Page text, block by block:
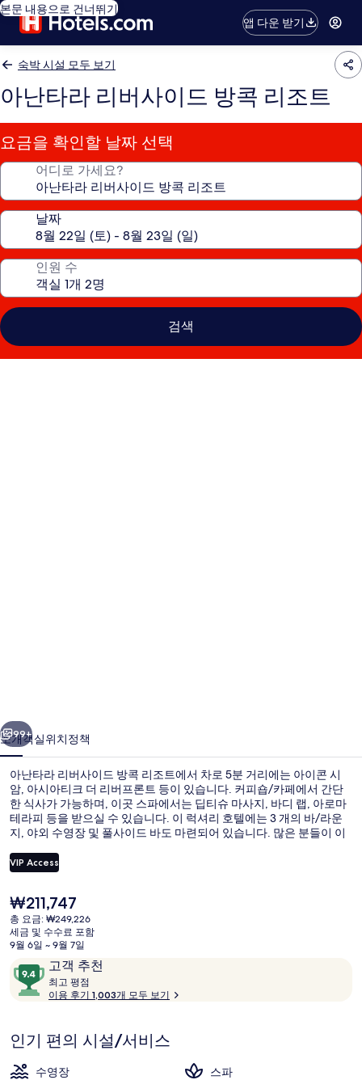
본문 내용으로 건너뛰기
앱 다운 받기
숙박 시설 모두 보기
아난타라 리버사이드 방콕 리조트
요금을 확인할 날짜 선택
어디로 가세요?
날짜
인원 수
검색
이
드
방
콕
리
조
의
사
진
리
다음
99+
소개객실위치정책
아난타라 리버사이드 방콕 리조트에서 차로 5분 거리에는 아이콘 시
암, 아시아티크 더 리버프론트 등이 있습니다. 커피숍/카페에서 간단
한 식사가 가능하며, 이곳 스파에서는 딥티슈 마사지, 바디 랩, 아로마
테라피 등을 받으실 수 있습니다. 이 럭셔리 호텔에는 3 개의 바/라운
지, 야외 수영장 및 풀사이드 바도 마련되어 있습니다. 많은 분들이 이
VIP Access
현
재
가
격
₩211,747
₩211,747
총 요금: ₩249,226
세금 및 수수료 포함
9월 6일 ~ 9월 7일
이
용
후
고객 추천
10
점
만
중
9.4
점,
최고 평점
고
점
이용 후기 1,003개 모두 보기
인기 편의 시설/서비스
수영장
스파